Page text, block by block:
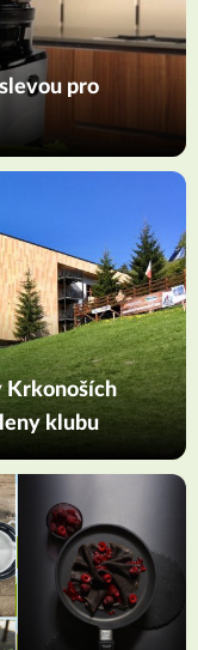
pro
Krkonoších
klubu